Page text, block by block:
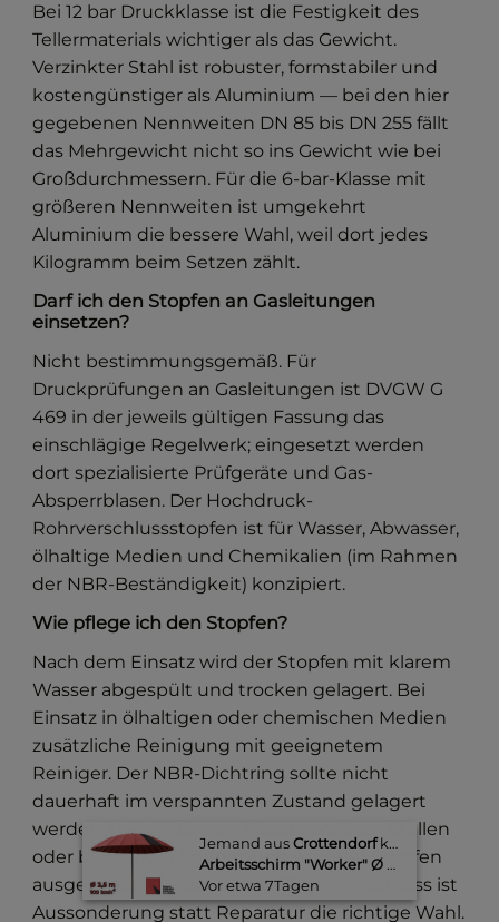
Bei 12 bar Druckklasse ist die Festigkeit des
Tellermaterials wichtiger als das Gewicht.
Verzinkter Stahl ist robuster, formstabiler und
kostengünstiger als Aluminium — bei den hier
gegebenen Nennweiten DN 85 bis DN 255 fällt
das Mehrgewicht nicht so ins Gewicht wie bei
Großdurchmessern. Für die 6-bar-Klasse mit
größeren Nennweiten ist umgekehrt
Aluminium die bessere Wahl, weil dort jedes
Kilogramm beim Setzen zählt.
Darf ich den Stopfen an Gasleitungen
einsetzen?
Nicht bestimmungsgemäß. Für
Druckprüfungen an Gasleitungen ist DVGW G
469 in der jeweils gültigen Fassung das
einschlägige Regelwerk; eingesetzt werden
dort spezialisierte Prüfgeräte und Gas-
Absperrblasen. Der Hochdruck-
Rohrverschlussstopfen ist für Wasser, Abwasser,
ölhaltige Medien und Chemikalien (im Rahmen
der NBR-Beständigkeit) konzipiert.
Wie pflege ich den Stopfen?
Nach dem Einsatz wird der Stopfen mit klarem
Wasser abgespült und trocken gelagert. Bei
Einsatz in ölhaltigen oder chemischen Medien
zusätzliche Reinigung mit geeignetem
Reiniger. Der NBR-Dichtring sollte nicht
dauerhaft im verspannten Zustand gelagert
werden. Bei sichtbaren Rissen, porösen Stellen
oder bleibender Verformung wird der Stopfen
ausgesondert — bei einem 12-bar-Verschluss ist
Aussonderung statt Reparatur die richtige Wahl.
Jemand ausCrottendorfkaufte gerade
Arbeitsschirm "Worker" Ø 2,5 m, RED
Vor etwa 7Tagen​